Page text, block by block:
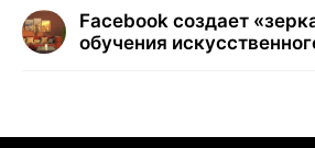
Facebook создает
обучения